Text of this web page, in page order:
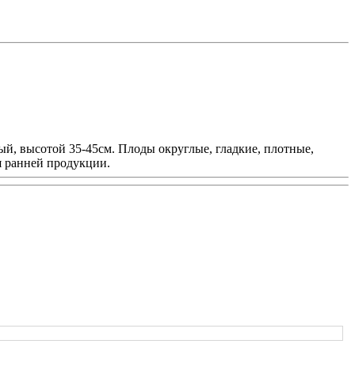
высотой 35-45см. Плоды округлые, гладкие, плотные,
ранней продукции.